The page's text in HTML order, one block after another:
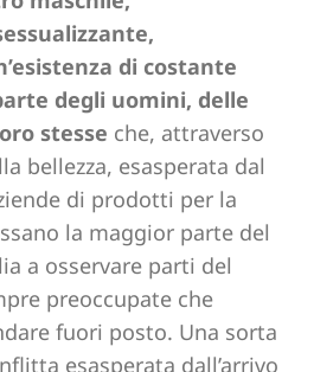
di costante
degli uomini, delle
stesse che, attraverso
bellezza, esasperata dal
di prodotti per la
la maggior parte del
a osservare parti del
preoccupate che
fuori posto. Una sorta
esasperata dall’arrivo